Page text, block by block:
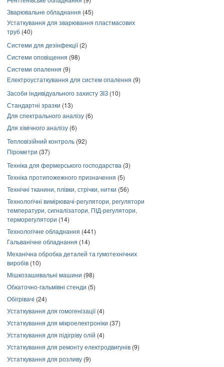
Зварювальне обладнання (45)
Устаткування для зварювання пластмасових
труб (40)
Системи для дезінфекції(2)
Системи оповіщення (98)
Системи опалення (9)
Електроустаткування для систем опалення (9)
Засоби індивідуального захисту ЗІЗ (10)
Стандартні зразки (13)
Для спектрального аналізу (6)
Для хімічного аналізу (6)
Тепловізійний контроль (92)
Пірометри (37)
Техніка для фермерського господарства (3)
Техніка протипожежного призначення (5)
Технічні тканини, плівки, стрічки, нитки (56)
Технологічні вимірювачі-регулятори, регулятори
температури, сигналізатори, ПІД-регулятори,
терморегулятори (14)
Технологічне обладнання (441)
Гальванічне обладнання (14)
Механічна обробка деталей та гумотехнічних
виробів (10)
Мішкозашивальні машини (98)
Обкаточно-гальмівні стенди (5)
Обігрівачі (24)
Устаткування для гомогенізації(4)
Устаткування для мікроелектроніки (37)
Устаткування для підігріву олій (4)
Устаткування для ремонту електродвигунів (9)
Устаткування для розливу (9)